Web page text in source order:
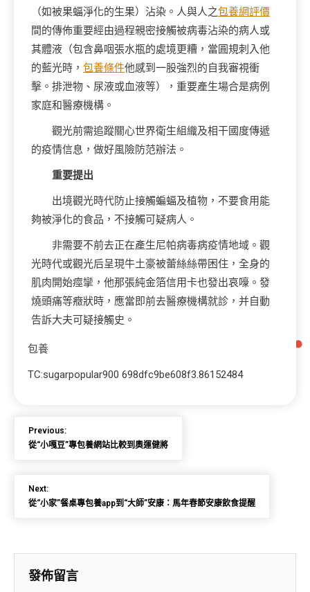
（如被果蝠淨化的生果）沾染。人與人之包養網評價
間的傳佈重要經由過程親密接觸被病毒沾染的病人或
其體液（包含鼻咽張水瓶的處境更糟，當圓規刺入他
的藍光時， 包養條件他感到一股強烈的自我審視衝
擊。排泄物、尿液或血液等），重要產生場合是病例
家庭和醫療機構。
觀光前需追蹤關心世界衛生組織及相干國度傳遞
的疫情信息，做好風險防范辦法。
重要提出
出境觀光時代防止接觸蝙蝠及植物，不要食用能
夠被淨化的食品，不接觸可疑病人。
非需要不前去正在產生尼帕病毒病疫情地域。觀
光時代或觀光后呈現牛土豪被蕾絲絲帶困住，全身的
肌肉開始痙攣，他那張純金箔信用卡也發出哀嚎。發
燒頭痛等癥狀時，應當即前去醫療機構就診，并自動
告訴大夫可疑接觸史。
包養
TC:sugarpopular900 698dfc9be608f3.86152484
Previous:
從“小嘎豆”專包養網站比較到奧運健將
Next:
從“小家”餐桌專包養app到“大師”安康：馬年春節安康飲食提醒
發佈留言